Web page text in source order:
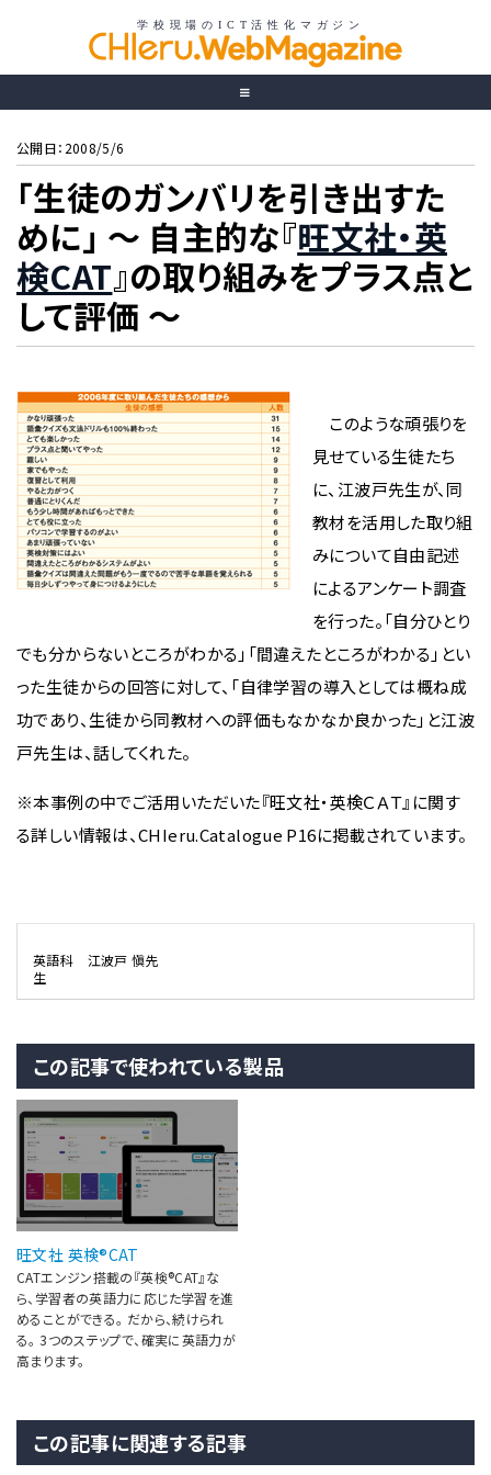
公開日：2008/5/6
「生徒のガンバリを引き出すた
めに」 〜 自主的な『旺文社・英
検CAT』の取り組みをプラス点と
して評価 〜
このような頑張りを
見せている生徒たち
に、江波戸先生が、同
教材を活用した取り組
みについて自由記述
によるアンケート調査
を行った。「自分ひとり
でも分からないところがわかる」「間違えたところがわかる」とい
った生徒からの回答に対して、「自律学習の導入としては概ね成
功であり、生徒から同教材への評価もなかなか良かった」と江波
戸先生は、話してくれた。
※本事例の中でご活用いただいた『旺文社・英検ＣＡＴ』に関す
る詳しい情報は、CHIeru.Catalogue P16に掲載されています。
英語科 江波戸 愼先
生
この記事で使われている製品
旺文社 英検®CAT
CATエンジン搭載の『英検®CAT』な
ら、学習者の英語力に応じた学習を進
めることができる。 だから、続けられ
る。 3つのステップで、確実に英語力が
高まります。
この記事に関連する記事